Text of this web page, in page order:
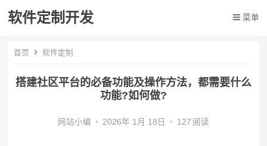
软件定制开发 菜单
首页 软件定制
搭建社区平台的必备功能及操作方法，都需要什么
功能?如何做?
网站小编 • 2026年 1月 18日 • 127 阅读